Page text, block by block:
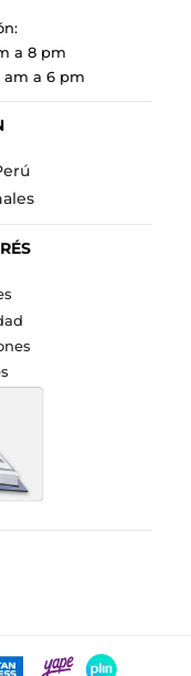
a 8 pm
am a 6 pm